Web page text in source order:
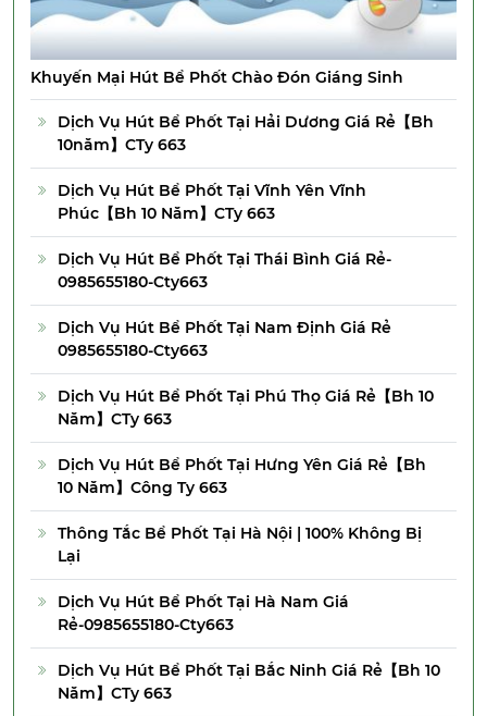
Khuyến Mại Hút Bể Phốt Chào Đón Giáng Sinh
Dịch Vụ Hút Bể Phốt Tại Hải Dương Giá Rẻ【Bh
10năm】CTy 663
Dịch Vụ Hút Bể Phốt Tại Vĩnh Yên Vĩnh
Phúc【Bh 10 Năm】CTy 663
Dịch Vụ Hút Bể Phốt Tại Thái Bình Giá Rẻ-
0985655180-Cty663
Dịch Vụ Hút Bể Phốt Tại Nam Định Giá Rẻ
0985655180-Cty663
Dịch Vụ Hút Bể Phốt Tại Phú Thọ Giá Rẻ【Bh 10
Năm】CTy 663
Dịch Vụ Hút Bể Phốt Tại Hưng Yên Giá Rẻ【Bh
10 Năm】Công Ty 663
Thông Tắc Bể Phốt Tại Hà Nội | 100% Không Bị
Lại
Dịch Vụ Hút Bể Phốt Tại Hà Nam Giá
Rẻ-0985655180-Cty663
Dịch Vụ Hút Bể Phốt Tại Bắc Ninh Giá Rẻ【Bh 10
Năm】CTy 663